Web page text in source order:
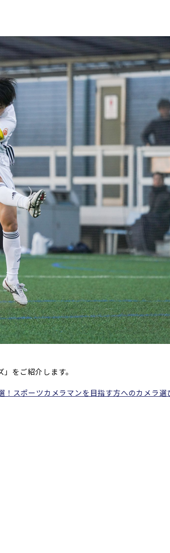
をご紹介します。
スポーツカメラマンを目指す方へのカメラ選